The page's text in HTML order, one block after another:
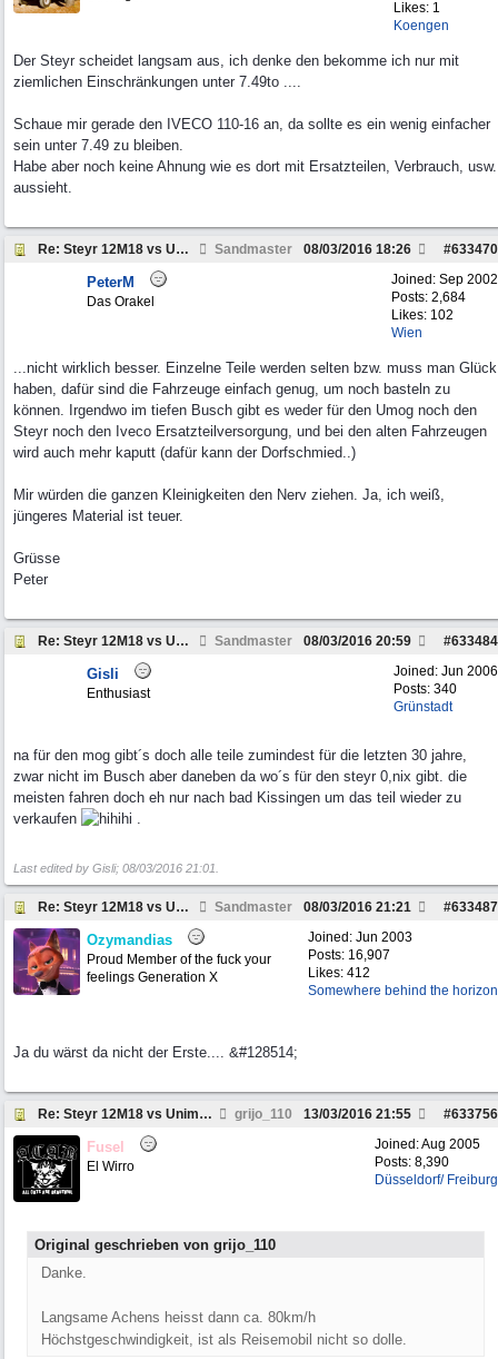
Likes: 1
Koengen
Der Steyr scheidet langsam aus, ich denke den bekomme ich nur mit
ziemlichen Einschränkungen unter 7.49to ....
Schaue mir gerade den IVECO 110-16 an, da sollte es ein wenig einfacher
sein unter 7.49 zu bleiben.
Habe aber noch keine Ahnung wie es dort mit Ersatzteilen, Verbrauch, usw.
aussieht.
Re: Steyr 12M18 vs Unimog 1300L Sandmaster #633470
08/03/2016 18:26
Joined: Sep 2002
Posts: 2,684
Likes: 102
Wien
PeterM
Das Orakel
...nicht wirklich besser. Einzelne Teile werden selten bzw. muss man Glück
haben, dafür sind die Fahrzeuge einfach genug, um noch basteln zu
können. Irgendwo im tiefen Busch gibt es weder für den Umog noch den
Steyr noch den Iveco Ersatzteilversorgung, und bei den alten Fahrzeugen
wird auch mehr kaputt (dafür kann der Dorfschmied..)
Mir würden die ganzen Kleinigkeiten den Nerv ziehen. Ja, ich weiß,
jüngeres Material ist teuer.
Grüsse
Peter
Re: Steyr 12M18 vs Unimog 1300L Sandmaster #633484
08/03/2016 20:59
Joined: Jun 2006
Posts: 340
Grünstadt
Gisli
Enthusiast
na für den mog gibt´s doch alle teile zumindest für die letzten 30 jahre,
zwar nicht im Busch aber daneben da wo´s für den steyr 0,nix gibt. die
meisten fahren doch eh nur nach bad Kissingen um das teil wieder zu
verkaufen
.
Last edited by Gisli; 08/03/2016 21:01
Re: Steyr 12M18 vs Unimog 1300L Sandmaster #633487
08/03/2016 21:21
Joined: Jun 2003
Posts: 16,907
Likes: 412
Somewhere behind the horizon
Ozymandias
Proud Member of the fuck your
feelings Generation X
Ja du wärst da nicht der Erste.... &#128514;
Re: Steyr 12M18 vs Unimog 1300L grijo_110 #633756
13/03/2016 21:55
Joined:Aug 2005
Posts: 8,390
Düsseldorf/ Freiburg
Fusel
El Wirro
Original geschrieben von grijo_110
Danke.
Langsame Achens heisst dann ca. 80km/h
Höchstgeschwindigkeit, ist als Reisemobil nicht so dolle.